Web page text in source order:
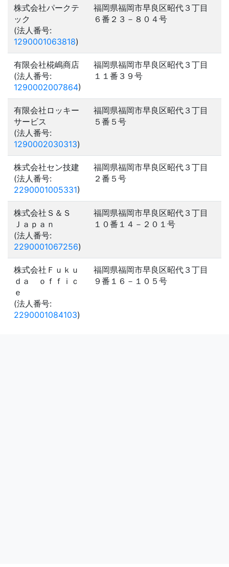
株式会社パークテ
ック
(法人番号:
1290001063818)
福岡県福岡市早良区昭代３丁目
６番２３－８０４号
有限会社椛嶋商店
(法人番号:
1290002007864)
福岡県福岡市早良区昭代３丁目
１１番３９号
有限会社ロッキー
サービス
(法人番号:
1290002030313)
福岡県福岡市早良区昭代３丁目
５番５号
株式会社セン技建
(法人番号:
2290001005331)
福岡県福岡市早良区昭代３丁目
２番５号
株式会社Ｓ＆Ｓ
Ｊａｐａｎ
(法人番号:
2290001067256)
福岡県福岡市早良区昭代３丁目
１０番１４－２０１号
株式会社Ｆｕｋｕ
ｄａ ｏｆｆｉｃ
ｅ
(法人番号:
2290001084103)
福岡県福岡市早良区昭代３丁目
９番１６－１０５号